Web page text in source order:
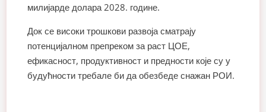
милијарде долара 2028. године.
Док се високи трошкови развоја сматрају
потенцијалном препреком за раст ЦОЕ,
ефикасност, продуктивност и предности које су у
будућности требале би да обезбеде снажан РОИ.